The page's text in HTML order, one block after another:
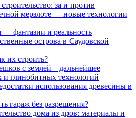
за и против
мерзлоте — новые технологии
фантазии и реальность
острова в Саудовской
их строить?
с землей – дальнейшее
и глинобитных технологий
использования древесины в
гараж без разрешения?
дома из дров: материалы и